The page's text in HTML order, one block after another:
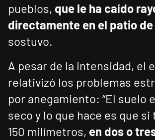
pueblos, que le ha caído
directamente en el patio de
sostuvo.
A pesar de la intensidad, el
relativizó los problemas
por anegamiento: “El suelo
seco y lo que hace es que si
150 milímetros, en dos o